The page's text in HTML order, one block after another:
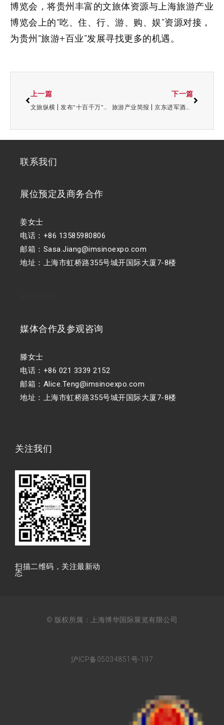
博览会，将贵州丰富的文旅体资源与上海旅游产业
博览会上的“吃、住、行、游、购、娱”资源对接，
为贵州“旅游+百业”发展寻找更多的机遇。
上一篇
文旅纵横 | 发布”十百千万”文旅招商投资蓝图，第四届上海旅游投资促进大会成功举办
下一篇
旅游产业简报 | 京东进军酒旅:酒店商家享受三年0佣金；国内首个《航海王》主题游乐项目登陆上海
联系我们
展位预定及商务合作
姜女士
电话：+86 13585980806
邮箱：Sasa.Jiang@imsinoexpo.com
地址：上海市虹桥路355号城开国际大厦7-8楼
媒体合作及参观咨询
滕女士
电话：+86 021 3339 2152
邮箱：Alice.Teng@imsinoexpo.com
地址：上海市虹桥路355号城开国际大厦7-8楼
关注我们
扫描⼆维码，关注最新动
态
© 版权所属：上海博华国际展览有限公司
沪ICP备05034851号-197